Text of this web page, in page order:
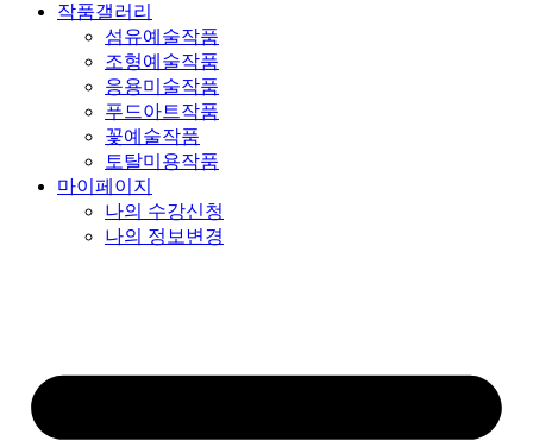
작품갤러리
섬유예술작품
조형예술작품
응용미술작품
푸드아트작품
꽃예술작품
토탈미용작품
마이페이지
나의 수강신청
나의 정보변경